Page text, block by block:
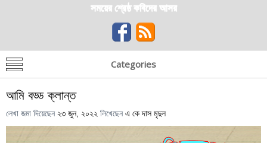
সময়ের শ্রেষ্ঠ কবিদের আসর
Categories
আমি বড্ড ক্লান্ত
লেখা জমা দিয়েছেন ২৩ জুন, ২০২২ লিখেছেন এ কে দাস মৃদুল